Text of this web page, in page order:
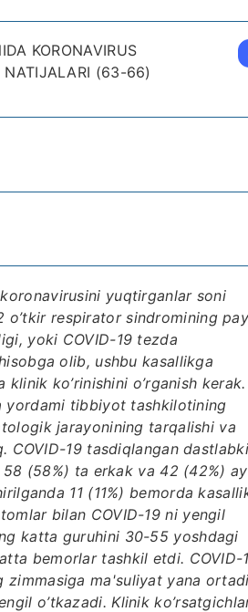
KORONAVIRUS
NATIJALARI (63-66)
yuqtirganlar soni
o’tkir respirator sindromining
yoki COVID-19 tezda
olib, ushbu kasallikga
ko’rinishini o’rganish kerak.
yordami tibbiyot tashkilotining
jarayonining tarqalishi va
COVID-19 tasdiqlangan dastlabki
(58%) ta erkak va 42 (42%)
11 (11%) bemorda
bilan COVID-19 ni yengil
katta guruhini 30-55 yoshdagi
bemorlar tashkil etdi. COVID-
ma'suliyat yana
o’tkazadi. Klinik